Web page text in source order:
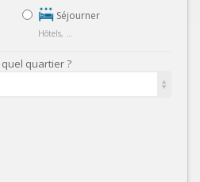
Séjourner
Hôtels, ...
quartier ?